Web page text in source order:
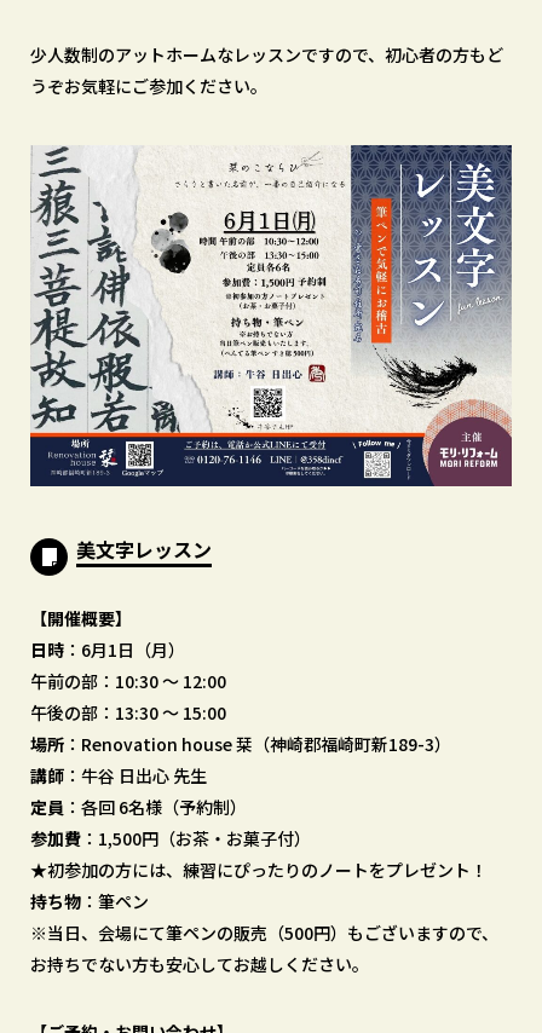
少人数制のアットホームなレッスンですので、初心者の方もど
うぞお気軽にご参加ください。
美文字レッスン
【開催概要】
日時 ：6月1日（月）
午前の部：10:30 ～ 12:00
午後の部：13:30 ～ 15:00
場所 ：Renovation house 栞（神崎郡福崎町新189-3）
講師 ：牛谷 日出心 先生
定員 ：各回 6名様（予約制）
参加費 ：1,500円（お茶・お菓子付）
★初参加の方には、練習にぴったりのノートをプレゼント！
持ち物 ：筆ペン
※当日、会場にて筆ペンの販売（500円）もございますので、
お持ちでない方も安心してお越しください。